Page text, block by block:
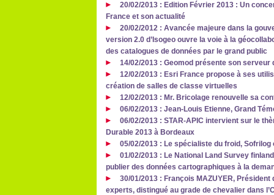
20/02/2013 : Edition Février 2013 : Un
France et son actualité
20/02/2012 : Avancée majeure dans la
version 2.0 d’Isogeo ouvre la voie à la
des catalogues de données par le grand public
14/02/2013 : Geomod présente son serveur
12/02/2013 : Esri France propose à ses
création de salles de classe virtuelles
12/02/2013 : Mr. Bricolage renouvelle sa
06/02/2013 : Jean-Louis Etienne, Grand
06/02/2013 : STAR-APIC intervient sur le
Durable 2013 à Bordeaux
05/02/2013 : Le spécialiste du froid,
01/02/2013 : Le National Land Survey
publier des données cartographiques à la
30/01/2013 : François MAZUYER,
experts, distingué au grade de chevalier dans